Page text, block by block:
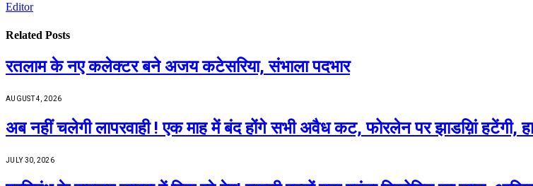
Editor
Related Posts
रतलाम के नए कलेक्टर बने अजय कटेसरिया, संभाला पदभार
AUGUST 4, 2026
अब नहीं चलेगी लापरवाही ! एक माह में बंद होंगे सभी अवैध कट, फोरलेन पर झाडय़िां हटेंगी,
JULY 30, 2026